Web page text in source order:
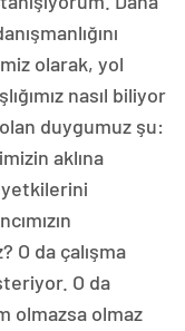
olarak, yol
nasıl biliyor
duygumuz şu:
aklına
yetkilerini
O da çalışma
O da
olmazsa olmaz